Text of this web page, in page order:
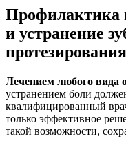
Профилактика
и устранение
протезирования
Лечением любого вида
устранением боли
квалифицированный
только эффективное
такой возможности,